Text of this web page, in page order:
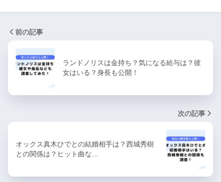
前の記事
ランドノリスは金持ち？気になる給与は？彼
女はいる？身長も公開！
次の記事
オックス真木ひでとの結婚相手は？西城秀樹
との関係は？ヒット曲な…